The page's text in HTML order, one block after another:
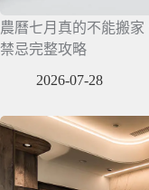
農曆七月真的不能搬
禁忌完整攻略
2026-07-28